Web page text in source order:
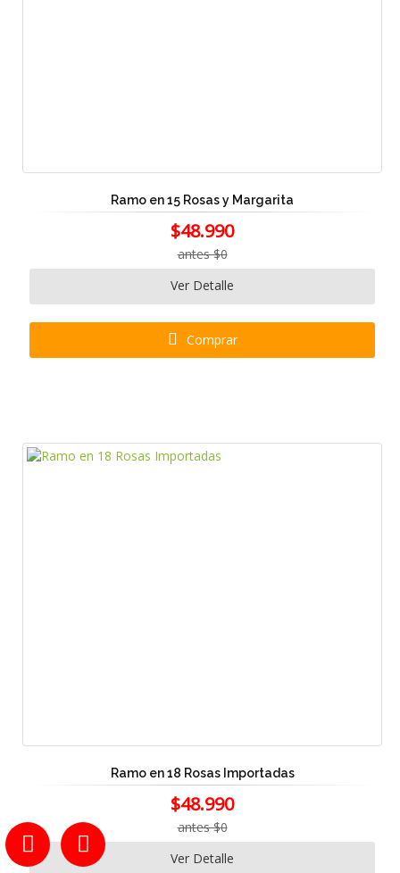
Ramo en 15 Rosas y Margarita
$48.990
antes $0
Ver Detalle
Comprar
Ramo en 18 Rosas Importadas
$48.990
antes $0
Ver Detalle